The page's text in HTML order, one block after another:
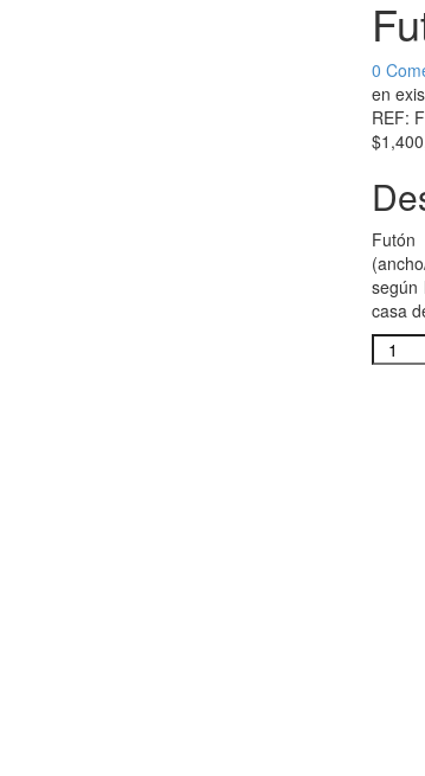
0
en
REF:
$
según
casa
Futón
Turco